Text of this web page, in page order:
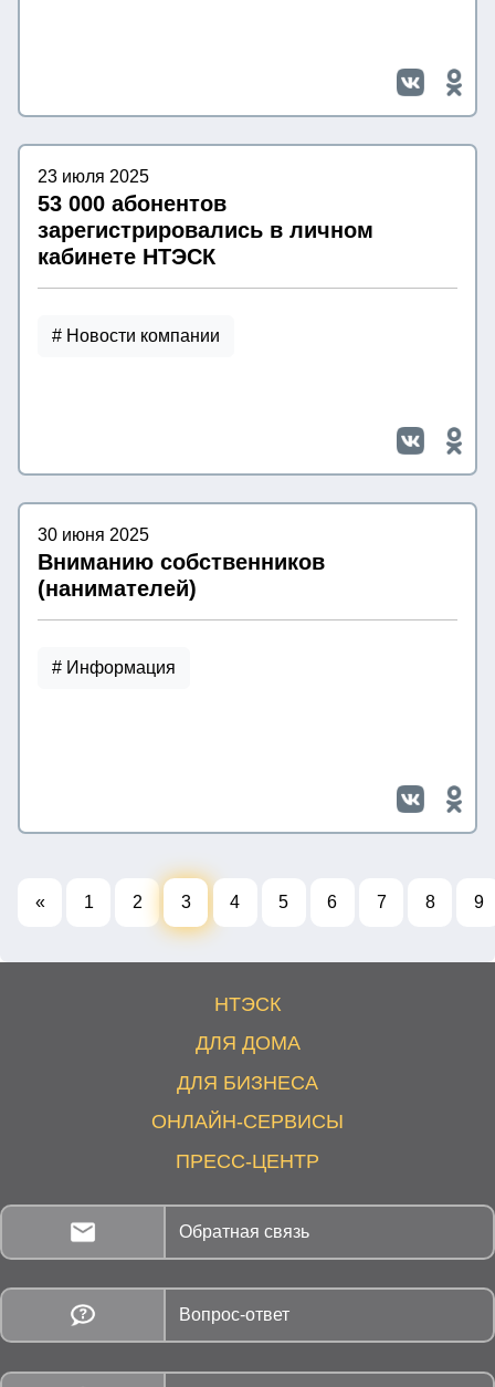
23 июля 2025
53 000 абонентов
зарегистрировались в личном
кабинете НТЭСК
# Новости компании
30 июня 2025
Вниманию собственников
(нанимателей)
# Информация
« 1 2 3 4 5 6 7 8 9
НТЭСК
ДЛЯ ДОМА
ДЛЯ БИЗНЕСА
ОНЛАЙН-СЕРВИСЫ
ПРЕСС-ЦЕНТР
Обратная связь
Вопрос-ответ